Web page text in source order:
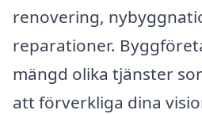
renovering,
reparationer.
mängd olika tjänster
att förverkliga dina